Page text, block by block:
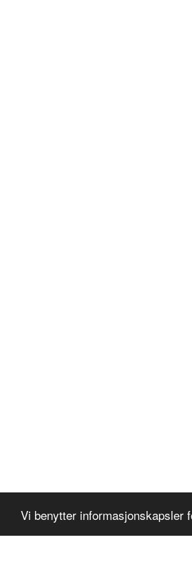
Vi benytter informasjonskapsler